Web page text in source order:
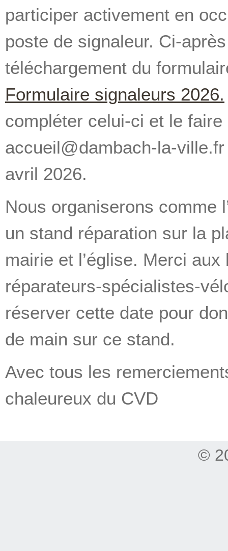
participer activement en
poste de signaleur. Ci-
téléchargement du
Formulaire signaleurs 2026.
compléter celui-ci et le faire
accueil@dambach-la-
avril 2026.
Nous organiserons comme
un stand réparation sur la
mairie et l’église. Merci aux
réparateurs-spécialistes-
réserver cette date pour
de main sur ce stand.
Avec tous les
chaleureux du CVD
©